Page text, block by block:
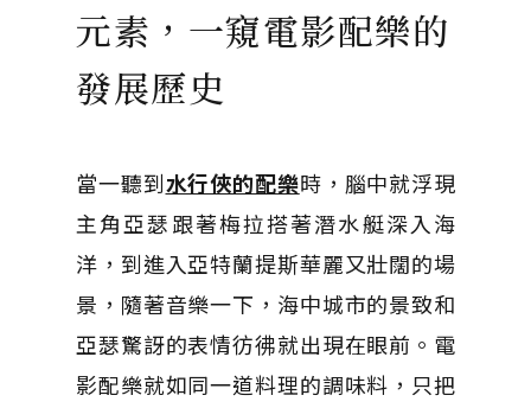
元素，一窺電影配樂的
發展歷史
當一聽到水行俠的配樂時，腦中就浮現
主角亞瑟跟著梅拉搭著潛水艇深入海
洋，到進入亞特蘭提斯華麗又壯闊的場
景，隨著音樂一下，海中城市的景致和
亞瑟驚訝的表情彷彿就出現在眼前。電
影配樂就如同一道料理的調味料，只把